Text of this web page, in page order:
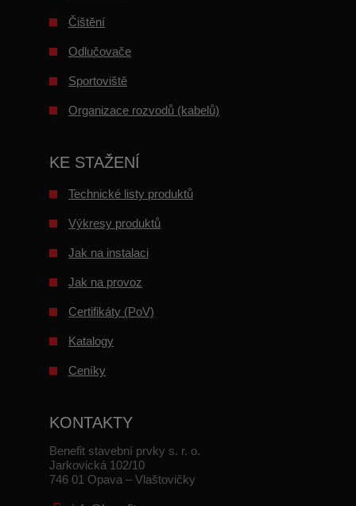
Čištění
Odlučovače
Sportoviště
Organizace rozvodů (kabelů)
KE STAŽENÍ
Technické listy produktů
Výkresy produktů
Jak na instalaci
Jak na provoz
Certifikáty (PoV)
Katalogy
Ceníky
KONTAKTY
Benefit stavební prvky s. r. o.
Jarkovická 102/10
746 01 Opava – Vlaštovičky